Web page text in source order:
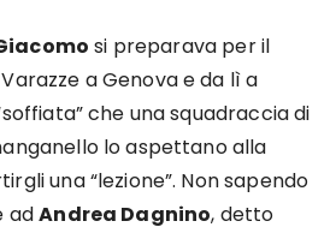
si preparava per il
a Genova e da lì a
che una squadraccia di
lo aspettano alla
una “lezione”. Non sapendo
adAndrea Dagnino, detto